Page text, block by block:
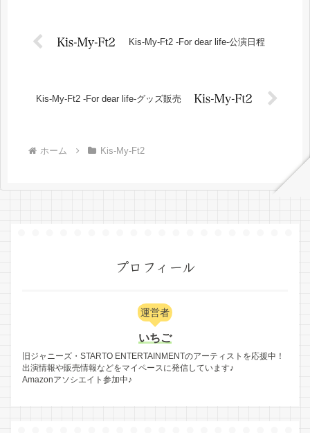
Kis-My-Ft2 -For dear life-公演日程
Kis-My-Ft2 -For dear life-グッズ販売
ホーム Kis-My-Ft2
プロフィール
運営者
いちご
旧ジャニーズ・STARTO ENTERTAINMENTのアーティストを応援中！
出演情報や販売情報などをマイペースに発信しています♪
Amazonアソシエイト参加中♪